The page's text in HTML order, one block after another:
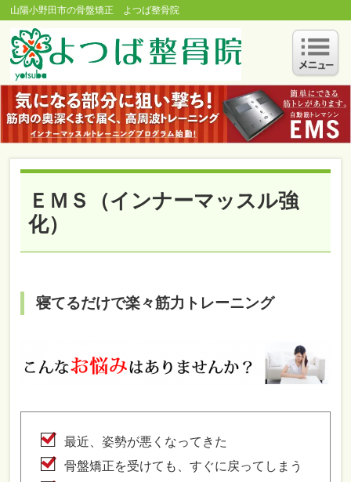
山陽小野田市の骨盤矯正 よつば整骨院
ＥＭＳ（インナーマッスル強
化）
寝てるだけで楽々筋力トレーニング
最近、姿勢が悪くなってきた
骨盤矯正を受けても、すぐに戻ってしまう